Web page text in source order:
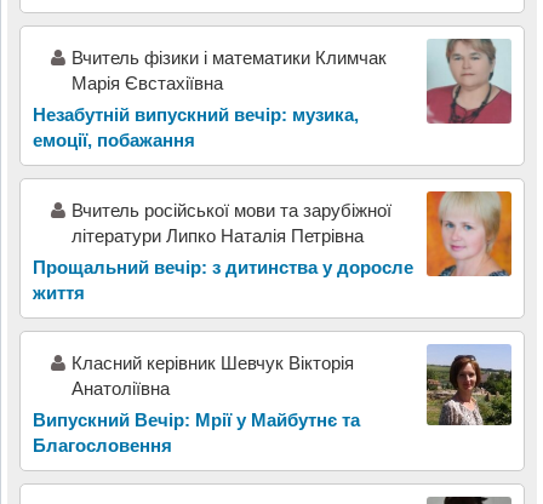
Вчитель фізики і математики Климчак
Марія Євстахіївна
Незабутній випускний вечір: музика,
емоції, побажання
Вчитель російської мови та зарубіжної
літератури Липко Наталія Петрівна
Прощальний вечір: з дитинства у доросле
життя
Класний керівник Шевчук Вікторія
Анатоліївна
Випускний Вечір: Мрії у Майбутнє та
Благословення